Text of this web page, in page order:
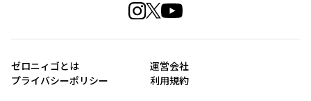
ゼロニィゴとは
運営会社
プライバシーポリシー
利用規約